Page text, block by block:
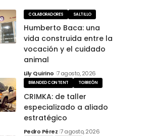
COLABORADORES SALTILLO
Humberto Baca: una
vida construida entre la
vocación y el cuidado
animal
Lily Quirino 7 agosto, 2026
BRANDED CONTENT TORREÓN
CRIMKA: de taller
especializado a aliado
estratégico
Pedro Pérez 7 agosto, 2026